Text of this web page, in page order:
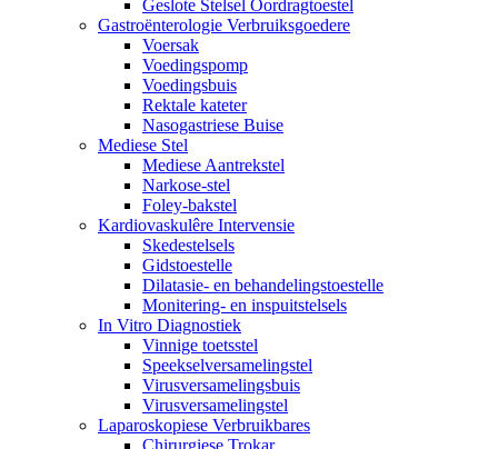
Geslote Stelsel Oordragtoestel
Gastroënterologie Verbruiksgoedere
Voersak
Voedingspomp
Voedingsbuis
Rektale kateter
Nasogastriese Buise
Mediese Stel
Mediese Aantrekstel
Narkose-stel
Foley-bakstel
Kardiovaskulêre Intervensie
Skedestelsels
Gidstoestelle
Dilatasie- en behandelingstoestelle
Monitering- en inspuitstelsels
In Vitro Diagnostiek
Vinnige toetsstel
Speekselversamelingstel
Virusversamelingsbuis
Virusversamelingstel
Laparoskopiese Verbruikbares
Chirurgiese Trokar